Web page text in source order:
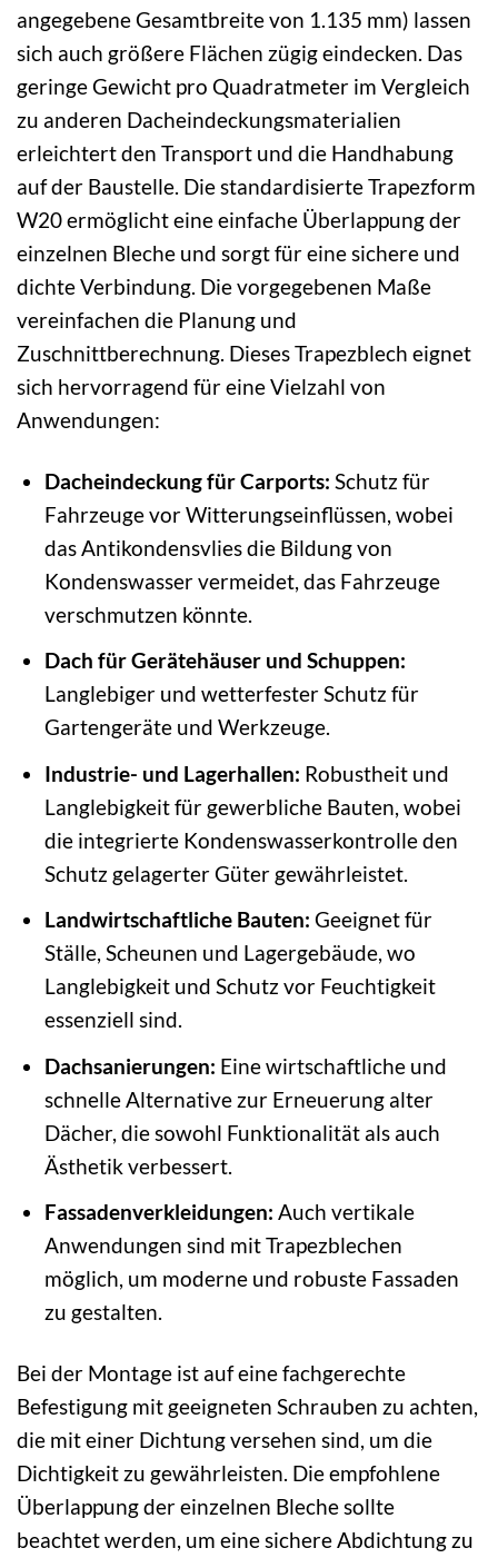
angegebene Gesamtbreite von 1.135 mm) lassen
sich auch größere Flächen zügig eindecken. Das
geringe Gewicht pro Quadratmeter im Vergleich
zu anderen Dacheindeckungsmaterialien
erleichtert den Transport und die Handhabung
auf der Baustelle. Die standardisierte Trapezform
W20 ermöglicht eine einfache Überlappung der
einzelnen Bleche und sorgt für eine sichere und
dichte Verbindung. Die vorgegebenen Maße
vereinfachen die Planung und
Zuschnittberechnung. Dieses Trapezblech eignet
sich hervorragend für eine Vielzahl von
Anwendungen:
Dacheindeckung für Carports: Schutz für
Fahrzeuge vor Witterungseinflüssen, wobei
das Antikondensvlies die Bildung von
Kondenswasser vermeidet, das Fahrzeuge
verschmutzen könnte.
Dach für Gerätehäuser und Schuppen:
Langlebiger und wetterfester Schutz für
Gartengeräte und Werkzeuge.
Industrie- und Lagerhallen: Robustheit und
Langlebigkeit für gewerbliche Bauten, wobei
die integrierte Kondenswasserkontrolle den
Schutz gelagerter Güter gewährleistet.
Landwirtschaftliche Bauten: Geeignet für
Ställe, Scheunen und Lagergebäude, wo
Langlebigkeit und Schutz vor Feuchtigkeit
essenziell sind.
Dachsanierungen: Eine wirtschaftliche und
schnelle Alternative zur Erneuerung alter
Dächer, die sowohl Funktionalität als auch
Ästhetik verbessert.
Fassadenverkleidungen: Auch vertikale
Anwendungen sind mit Trapezblechen
möglich, um moderne und robuste Fassaden
zu gestalten.
Bei der Montage ist auf eine fachgerechte
Befestigung mit geeigneten Schrauben zu achten,
die mit einer Dichtung versehen sind, um die
Dichtigkeit zu gewährleisten. Die empfohlene
Überlappung der einzelnen Bleche sollte
beachtet werden, um eine sichere Abdichtung zu